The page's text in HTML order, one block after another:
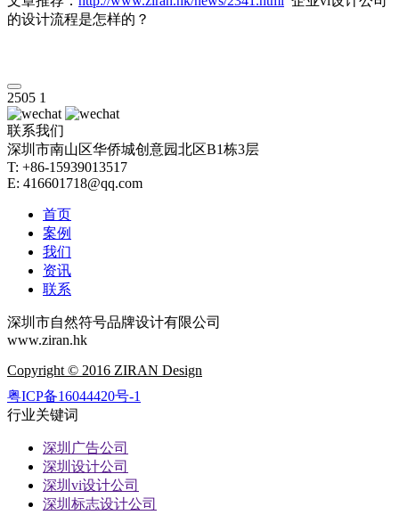
的设计流程是怎样的？
2505 1
联系我们
深圳市南山区华侨城创意园北区B1栋3层
T: +86-15939013517
E: 416601718@qq.com
首页
案例
我们
资讯
联系
深圳市自然符号品牌设计有限公司
www.ziran.hk
Copyright © 2016 ZIRAN Design
粤ICP备16044420号-1
行业关键词
深圳广告公司
深圳设计公司
深圳vi设计公司
深圳标志设计公司